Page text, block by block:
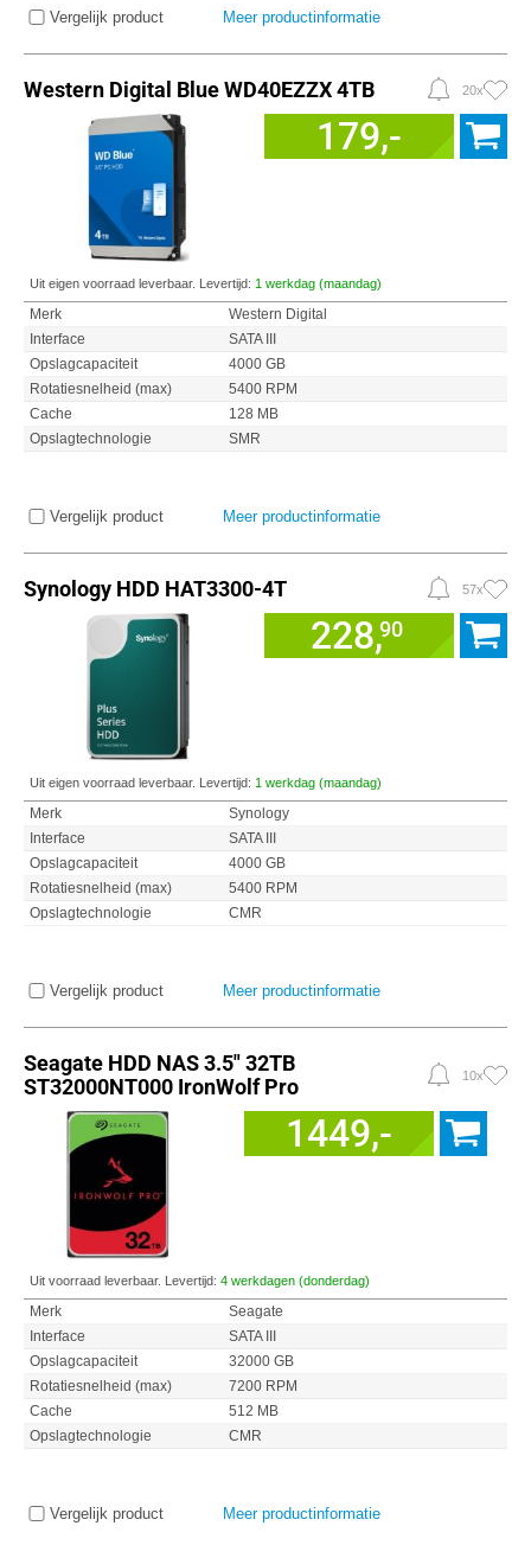
Vergelijk product Meer productinformatie
Western Digital Blue WD40EZZX 4TB 20x
179,-
Uit eigen voorraad leverbaar. Levertijd: 1 werkdag (maandag)
Merk
Western Digital
Interface
SATA III
Opslagcapaciteit
4000 GB
Rotatiesnelheid (max)
5400 RPM
Cache
128 MB
Opslagtechnologie
SMR
Vergelijk product Meer productinformatie
Synology HDD HAT3300-4T 57x
228,90
Uit eigen voorraad leverbaar. Levertijd: 1 werkdag (maandag)
Merk
Synology
Interface
SATA III
Opslagcapaciteit
4000 GB
Rotatiesnelheid (max)
5400 RPM
Opslagtechnologie
CMR
Vergelijk product Meer productinformatie
Seagate HDD NAS 3.5" 32TB
ST32000NT000 IronWolf Pro
10x
1449,-
Uit voorraad leverbaar. Levertijd: 4 werkdagen (donderdag)
Merk
Seagate
Interface
SATA III
Opslagcapaciteit
32000 GB
Rotatiesnelheid (max)
7200 RPM
Cache
512 MB
Opslagtechnologie
CMR
Vergelijk product Meer productinformatie